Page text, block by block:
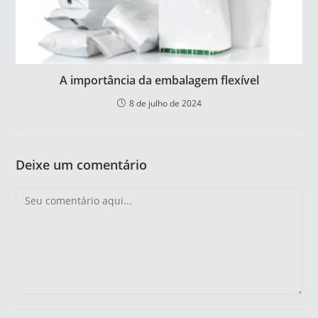
A importância da embalagem flexível
8 de julho de 2024
Deixe um comentário